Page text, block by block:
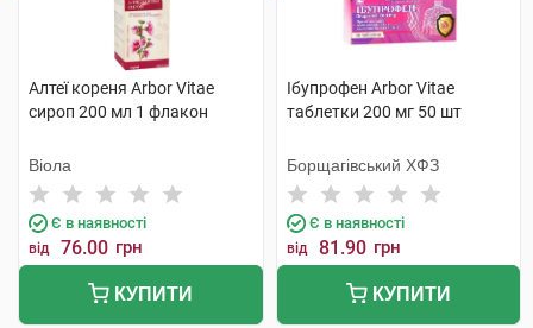
Алтеї кореня Arbor Vitae
сироп 200 мл 1 флакон
Віола
Є в наявності
від 76.00 грн
КУПИТИ
Ібупрофен Arbor Vitae
таблетки 200 мг 50 шт
Борщагівський ХФЗ
Є в наявності
від 81.90 грн
КУПИТИ